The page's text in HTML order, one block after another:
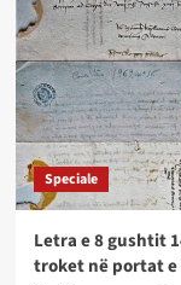
Speciale
Letra e 8 gushtit
troket në portat e